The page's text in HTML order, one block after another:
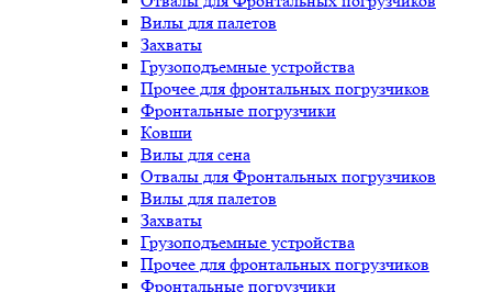
Вилы для палетов
Захваты
Грузоподъемные устройства
Прочее для фронтальных погрузчиков
Фронтальные погрузчики
Ковши
Вилы для сена
Отвалы для Фронтальных погрузчиков
Вилы для палетов
Захваты
Грузоподъемные устройства
Прочее для фронтальных погрузчиков
Фронтальные погрузчики